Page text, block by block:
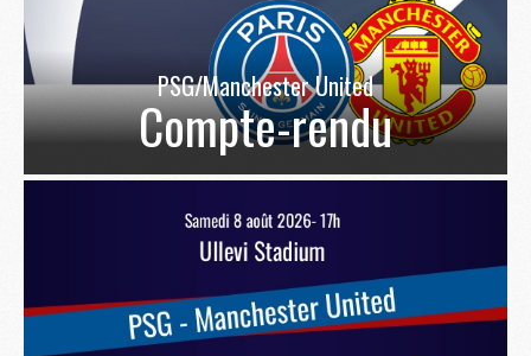
PSG/Manchester United
Compte-rendu